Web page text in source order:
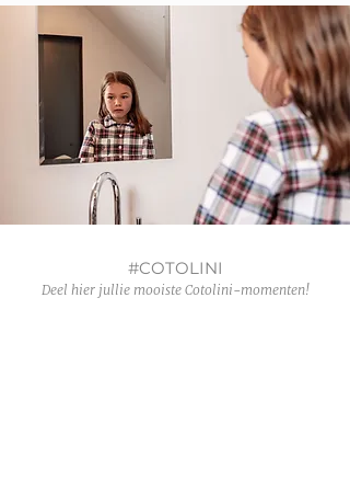
#COTOLINI
Deel hier jullie mooiste Cotolini-momenten!